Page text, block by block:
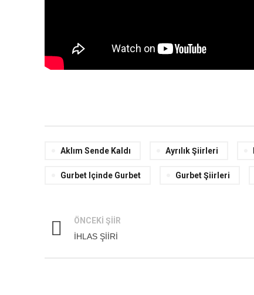
Aklım Sende Kaldı Ayrılık Şiirleri
Gurbet Içinde Gurbet Gurbet Şiirleri
ÖNCEKI ŞIIR
İHLAS ŞİİRİ